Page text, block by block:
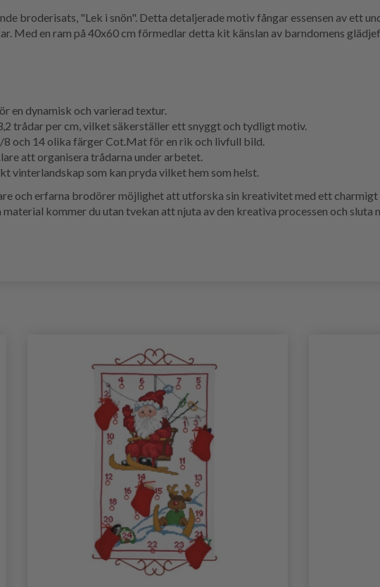
broderisats, "Lek i snön". Detta detaljerade motiv fångar essensen av ett
Med en ram på 40x60 cm förmedlar detta kit känslan av barndomens
en dynamisk och varierad textur.
trådar per cm, vilket säkerställer ett snyggt och tydligt motiv.
och 14 olika färger Cot.Mat för en rik och livfull bild.
att organisera trådarna under arbetet.
som kan pryda vilket hem som helst.
och erfarna brodörer möjlighet att utforska sin kreativitet med ett charmigt
kommer du utan tvekan att njuta av den kreativa processen och sluta